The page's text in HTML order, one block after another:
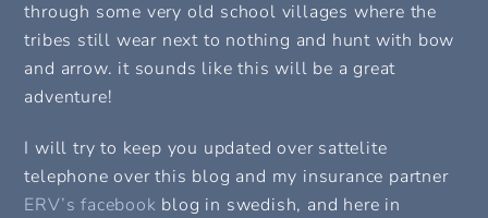
through some very old school villages where the
tribes still wear next to nothing and hunt with bow
and arrow. it sounds like this will be a great
adventure!
I will try to keep you updated over sattelite
telephone over this blog and my insurance partner
ERV’s facebook blog in swedish, and here in